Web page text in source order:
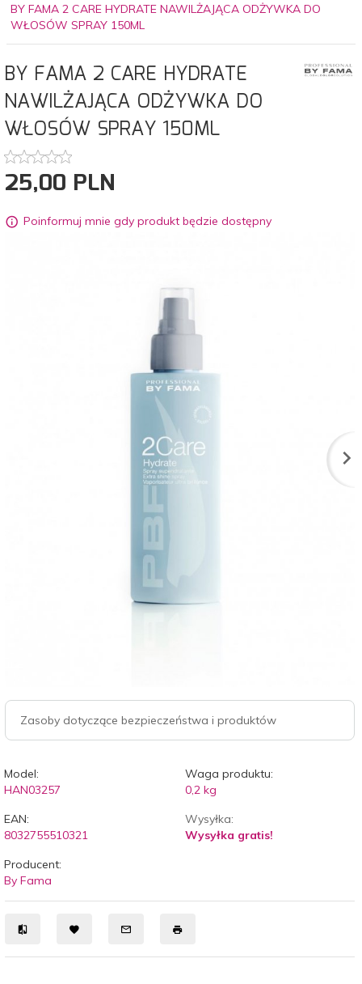
BY FAMA 2 CARE HYDRATE NAWILŻAJĄCA ODŻYWKA DO
WŁOSÓW SPRAY 150ML
BY FAMA 2 CARE HYDRATE
NAWILŻAJĄCA ODŻYWKA DO
WŁOSÓW SPRAY 150ML
25,00 PLN
Poinformuj mnie gdy produkt będzie dostępny
Zasoby dotyczące bezpieczeństwa i produktów
Model:
HAN03257
Waga produktu:
0,2 kg
EAN:
8032755510321
Wysyłka:
Wysyłka gratis!
Producent:
By Fama